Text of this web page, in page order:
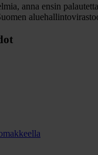
anna ensin